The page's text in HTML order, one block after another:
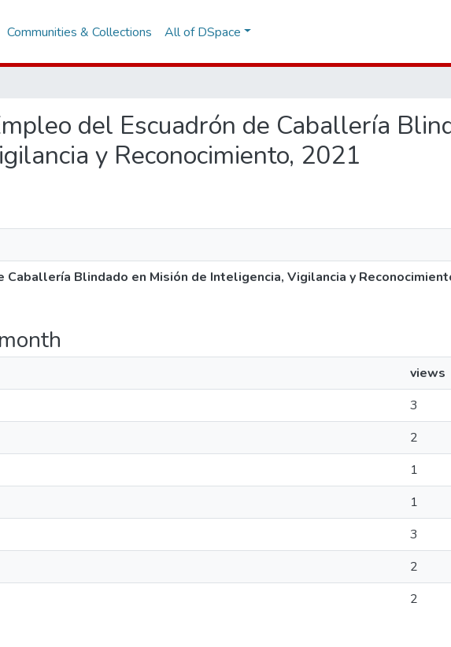
Communities & Collections All of DSpace
del Escuadrón de Caballería
y Reconocimiento, 2021
Caballería Blindado en Misión de Inteligencia, Vigilancia y
views
3
2
1
1
3
2
2